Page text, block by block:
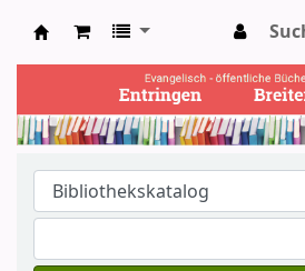
Ev. Bücherei Entringen